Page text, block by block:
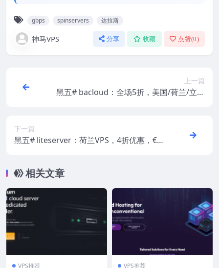
gbps spinservers 达拉斯
神马VPS 分享 收藏 点赞(0)
上一篇
黑五# bacloud：全场5折，美国/荷兰/立陶
下一篇
黑五# liteserver：荷兰VPS，4折优惠，€2.
相关文章
VPS推荐 VPS推荐